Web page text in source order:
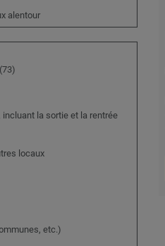
alentour
la sortie et la rentrée
locaux
etc.)